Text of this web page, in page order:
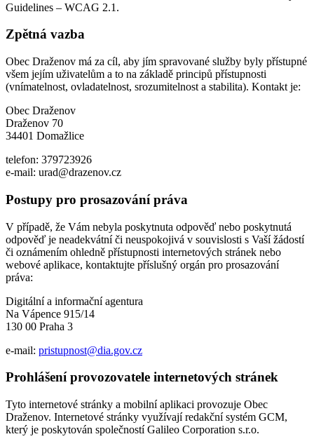
Guidelines – WCAG 2.1.
Zpětná vazba
Obec Draženov má za cíl, aby jím spravované služby byly přístupné
všem jejím uživatelům a to na základě principů přístupnosti
(vnímatelnost, ovladatelnost, srozumitelnost a stabilita). Kontakt je:
Obec Draženov
Draženov 70
34401 Domažlice
telefon: 379723926
e-mail: urad@drazenov.cz
Postupy pro prosazování práva
V případě, že Vám nebyla poskytnuta odpověď nebo poskytnutá
odpověď je neadekvátní či neuspokojivá v souvislosti s Vaší žádostí
či oznámením ohledně přístupnosti internetových stránek nebo
webové aplikace, kontaktujte příslušný orgán pro prosazování
práva:
Digitální a informační agentura
Na Vápence 915/14
130 00 Praha 3
e-mail: pristupnost@dia.gov.cz
Prohlášení provozovatele internetových stránek
Tyto internetové stránky a mobilní aplikaci provozuje Obec
Draženov. Internetové stránky využívají redakční systém GCM,
který je poskytován společností Galileo Corporation s.r.o.